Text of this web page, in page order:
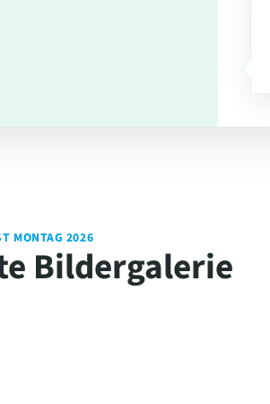
MONTAG 2026
Bildergalerie